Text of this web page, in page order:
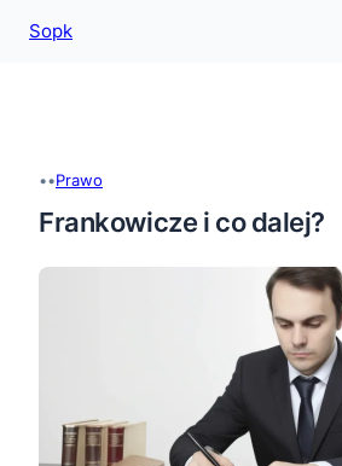
treści
Sopk
••Prawo
Frankowicze i co dalej?